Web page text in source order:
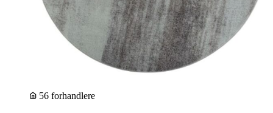
56 forhandlere